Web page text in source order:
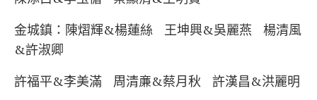
金城鎮：陳熠輝&楊蓮絲 王坤興&吳麗燕 楊清風
&許淑卿
許福平&李美滿 周清亷&蔡月秋 許漢昌&洪麗明